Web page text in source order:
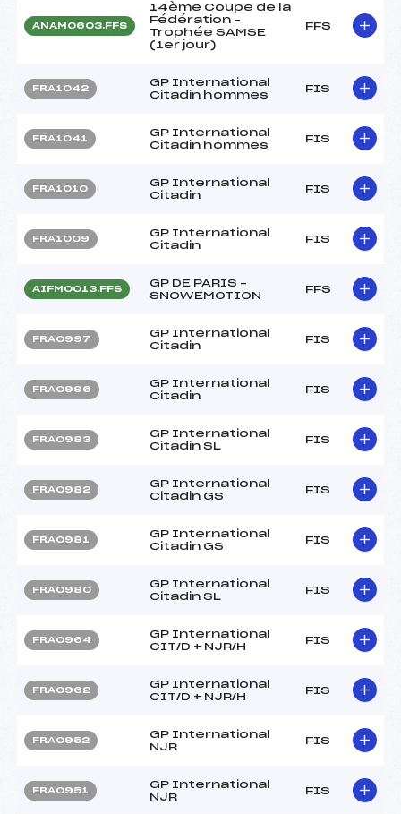
ANAM0603.FFS
14ème Coupe de la
Fédération –
Trophée SAMSE
(1er jour)
FFS
FRA1042
GP International
Citadin hommes
FIS
FRA1041
GP International
Citadin hommes
FIS
FRA1010
GP International
Citadin
FIS
FRA1009
GP International
Citadin
FIS
AIFM0013.FFS
GP DE PARIS –
SNOWEMOTION
FFS
FRA0997
GP International
Citadin
FIS
FRA0996
GP International
Citadin
FIS
FRA0983
GP International
Citadin SL
FIS
FRA0982
GP International
Citadin GS
FIS
FRA0981
GP International
Citadin GS
FIS
FRA0980
GP International
Citadin SL
FIS
FRA0964
GP International
CIT/D + NJR/H
FIS
FRA0962
GP International
CIT/D + NJR/H
FIS
FRA0952
GP International
NJR
FIS
FRA0951
GP International
NJR
FIS